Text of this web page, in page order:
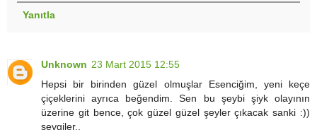
Yanıtla
Unknown 23 Mart 2015 12:55
Hepsi bir birinden güzel olmuşlar Esenciğim, yeni keçe
çiçeklerini ayrıca beğendim. Sen bu şeybi şiyk olayının
üzerine git bence, çok güzel güzel şeyler çıkacak sanki :))
sevgiler..